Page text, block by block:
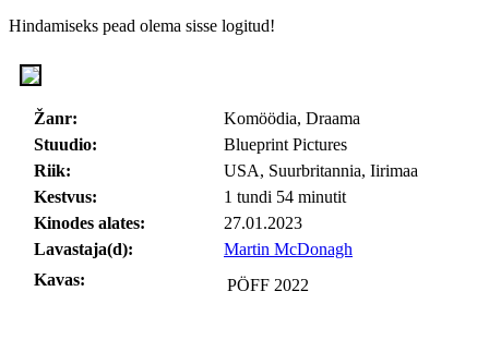
Hindamiseks pead olema sisse logitud!
Žanr:
Komöödia, Draama
Stuudio:
Blueprint Pictures
Riik:
USA, Suurbritannia, Iirimaa
Kestvus:
1 tundi 54 minutit
Kinodes alates:
27.01.2023
Lavastaja(d):
Martin McDonagh
Kavas:
PÖFF 2022